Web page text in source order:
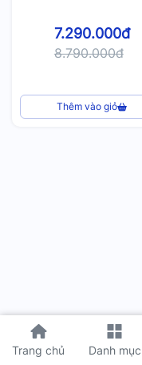
Trang chủ Danh mục
7.290.000đ
8.790.000đ
Thêm vào giỏ